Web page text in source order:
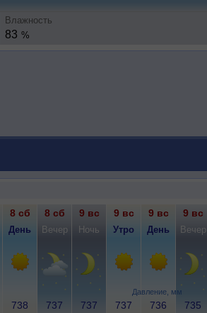
Влажность
83 %
Давление, мм
8 сб 8 сб 9 вс 9 вс 9 вс 9 вс
День Вечер Ночь Утро День Вечер
738 737 737 737 736 735